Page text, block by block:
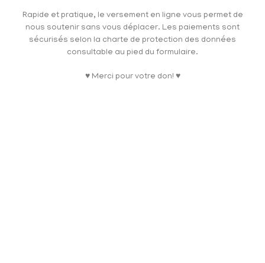
Rapide et pratique, le versement en ligne vous permet de
nous soutenir sans vous déplacer. Les paiements sont
sécurisés selon la charte de protection des données
consultable au pied du formulaire.
♥ Merci pour votre don! ♥